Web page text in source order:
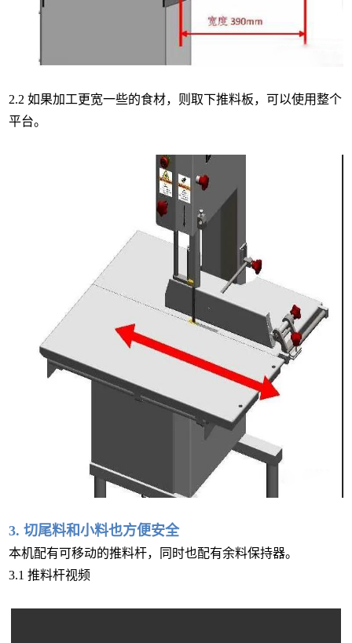
2.2 如果加工更宽一些的食材，则取下推料板，可以使用整个
平台。
3. 切尾料和小料也方便安全
本机配有可移动的推料杆，同时也配有余料保持器。
3.1 推料杆视频